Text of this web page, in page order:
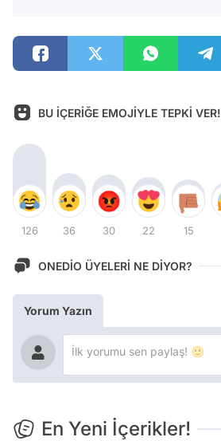
BU İÇERİĞE EMOJİYLE TEPKİ VER!
126 36 30 22 15
ONEDİO ÜYELERİ NE DİYOR?
Yorum Yazın
En Yeni İçerikler!